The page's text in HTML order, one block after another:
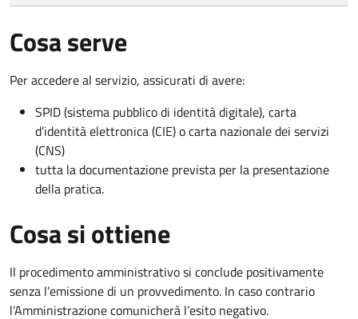
Cosa serve
Per accedere al servizio, assicurati di avere:
SPID (sistema pubblico di identità digitale), carta
d’identità elettronica (CIE) o carta nazionale dei servizi
(CNS)
tutta la documentazione prevista per la presentazione
della pratica.
Cosa si ottiene
Il procedimento amministrativo si conclude positivamente
senza l’emissione di un provvedimento. In caso contrario
l’Amministrazione comunicherà l’esito negativo.